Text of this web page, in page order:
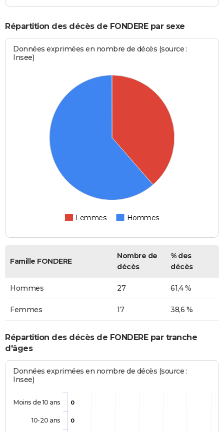
Répartition des décès de FONDERE par sexe
Données exprimées en nombre de décès (source :
Insee)
Femmes Hommes
Famille FONDERE
Nombre de
décès
% des
décès
Hommes 27 61,4 %
Femmes 17 38,6 %
Répartition des décès de FONDERE par tranche
d'âges
Données exprimées en nombre de décès (source :
Insee)
0
0
Moins de 10 ans
10-20 ans